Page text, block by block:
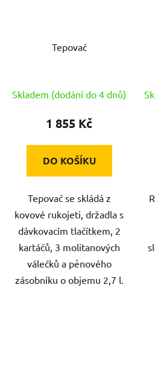
Tepovač
Skladem (dodání do 4 dnů)
1 855 Kč
DO KOŠÍKU
Tepovač se skládá z
kovové rukojeti, držadla s
dávkovacím tlačítkem, 2
kartáčů, 3 molitanových
válečků a pěnového
zásobníku o objemu 2,7 l.